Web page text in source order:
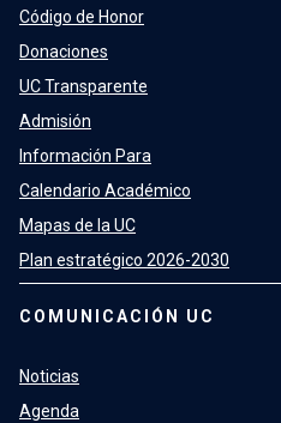
Código de Honor
Donaciones
UC Transparente
Admisión
Información Para
Calendario Académico
Mapas de la UC
Plan estratégico 2026-2030
COMUNICACIÓN UC
Noticias
Agenda